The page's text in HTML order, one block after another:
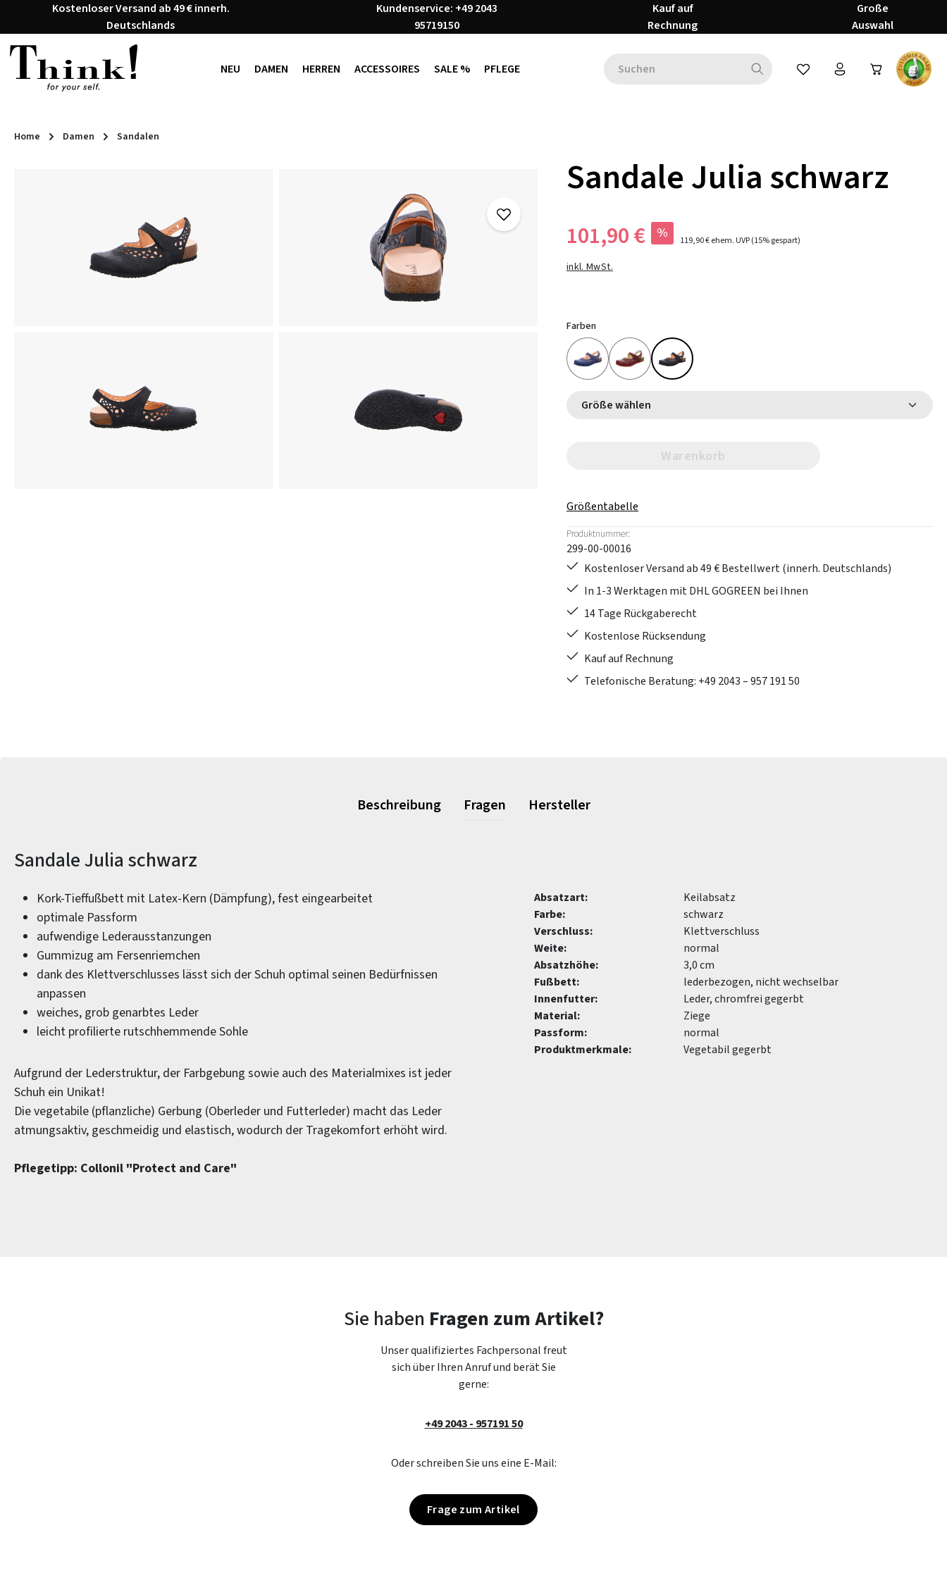
Hauptinhalt springen
Zur Suche springen
Zur Hauptnavigation springen
Kostenloser Versand ab 49 € innerh.
Deutschlands
Kundenservice: +49 2043
95719150
Kauf auf
Rechnung
Große
Auswahl
NEU DAMEN HERREN ACCESSOIRES SALE % PFLEGE Du hast 0 Produkte auf dem
Home Damen Sandalen
Sandale Julia schwarz
101,90 € % 119,90 €ehem. UVP(15% gespart)
inkl. MwSt.
Farben
Größe wählen
Warenkorb
Größentabelle
Produktnummer:
299-00-00016
Kostenloser Versand ab 49 € Bestellwert (innerh. Deutschlands)
In 1-3 Werktagen mit DHL GOGREEN bei Ihnen
14 Tage Rückgaberecht
Kostenlose Rücksendung
Kauf auf Rechnung
Telefonische Beratung: +49 2043 – 957 191 50
Beschreibung Fragen Hersteller
Produktinformationen
Sandale Julia schwarz
Kork-Tieffußbett mit Latex-Kern (Dämpfung), fest eingearbeitet
optimale Passform
aufwendige Lederausstanzungen
Gummizug am Fersenriemchen
dank des Klettverschlusses lässt sich der Schuh optimal seinen Bedürfnissen
anpassen
weiches, grob genarbtes Leder
leicht profilierte rutschhemmende Sohle
Aufgrund der Lederstruktur, der Farbgebung sowie auch des Materialmixes ist jeder
Schuh ein Unikat!
Die vegetabile (pflanzliche) Gerbung (Oberleder und Futterleder) macht das Leder
atmungsaktiv, geschmeidig und elastisch, wodurch der Tragekomfort erhöht wird.
Pflegetipp: Collonil "Protect and Care"
Absatzart:
Keilabsatz
Farbe:
schwarz
Verschluss:
Klettverschluss
Weite:
normal
Absatzhöhe:
3,0 cm
Fußbett:
lederbezogen, nicht wechselbar
Innenfutter:
Leder, chromfrei gegerbt
Material:
Ziege
Passform:
normal
Produktmerkmale:
Vegetabil gegerbt
Sie haben Fragen zum Artikel?
Unser qualifiziertes Fachpersonal freut
sich über Ihren Anruf und berät Sie
gerne:
+49 2043 - 957191 50
Oder schreiben Sie uns eine E-Mail:
Frage zum Artikel